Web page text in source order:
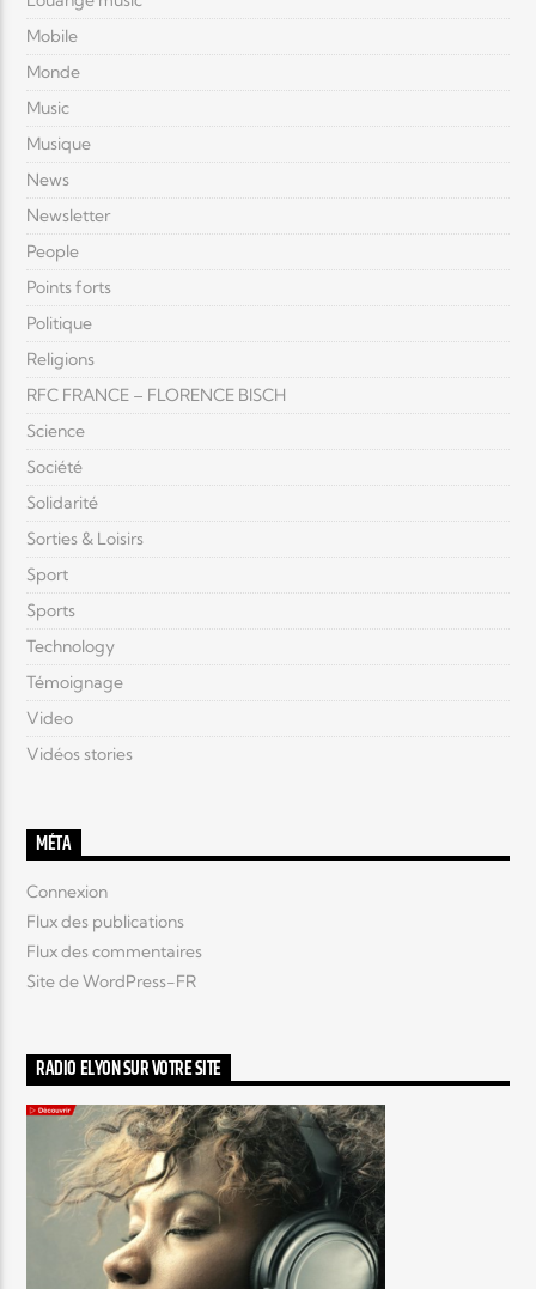
Mobile
Monde
Music
Musique
News
Newsletter
People
Points forts
Politique
Religions
RFC FRANCE – FLORENCE BISCH
Science
Société
Solidarité
Sorties & Loisirs
Sport
Sports
Technology
Témoignage
Video
Vidéos stories
MÉTA
Connexion
Flux des publications
Flux des commentaires
Site de WordPress-FR
RADIO ELYON SUR VOTRE SITE